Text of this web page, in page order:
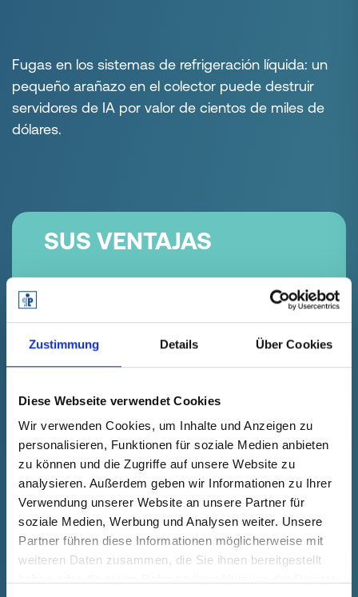
Zustimmung Details Über Cookies
Diese Webseite verwendet Cookies
Wir verwenden Cookies, um Inhalte und Anzeigen zu
personalisieren, Funktionen für soziale Medien anbieten
zu können und die Zugriffe auf unsere Website zu
analysieren. Außerdem geben wir Informationen zu Ihrer
Verwendung unserer Website an unsere Partner für
soziale Medien, Werbung und Analysen weiter. Unsere
Partner führen diese Informationen möglicherweise mit
weiteren Daten zusammen, die Sie ihnen bereitgestellt
Fugas en los sistemas de refrigeración líquida: un
pequeño arañazo en el colector puede destruir
servidores de IA por valor de cientos de miles de
dólares.
SUS VENTAJAS
Más de 4.000 productos estándar en
stock y soluciones personalizadas
según las necesidades